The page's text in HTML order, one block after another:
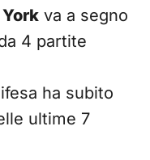
va a segno
4 partite
ha subito
ultime 7